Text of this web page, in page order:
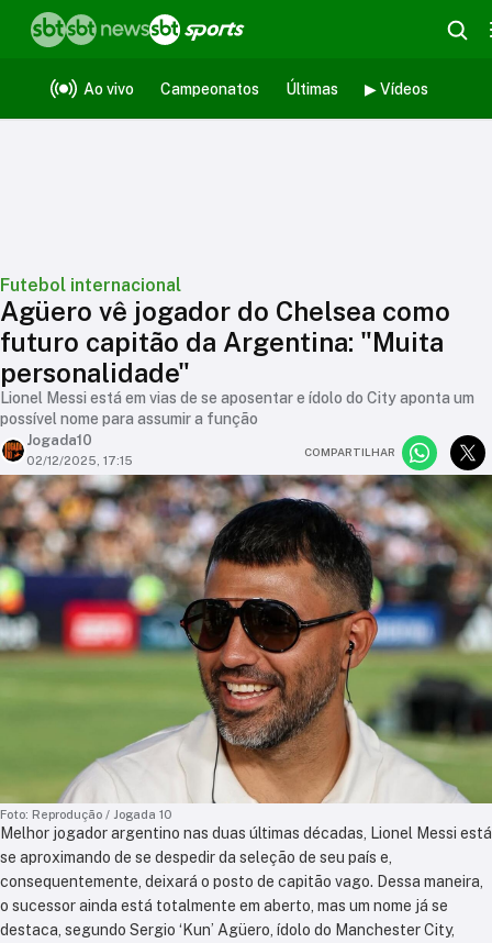
Ao vivo Campeonatos Últimas ▶ Vídeos
Futebol internacional
Agüero vê jogador do Chelsea como
futuro capitão da Argentina: "Muita
personalidade"
Lionel Messi está em vias de se aposentar e ídolo do City aponta um
possível nome para assumir a função
Jogada10
02/12/2025, 17:15
COMPARTILHAR
Foto: Reprodução / Jogada 10
Melhor jogador argentino nas duas últimas décadas, Lionel Messi está
se aproximando de se despedir da seleção de seu país e,
consequentemente, deixará o posto de capitão vago. Dessa maneira,
o sucessor ainda está totalmente em aberto, mas um nome já se
destaca, segundo Sergio ‘Kun’ Agüero, ídolo do Manchester City,